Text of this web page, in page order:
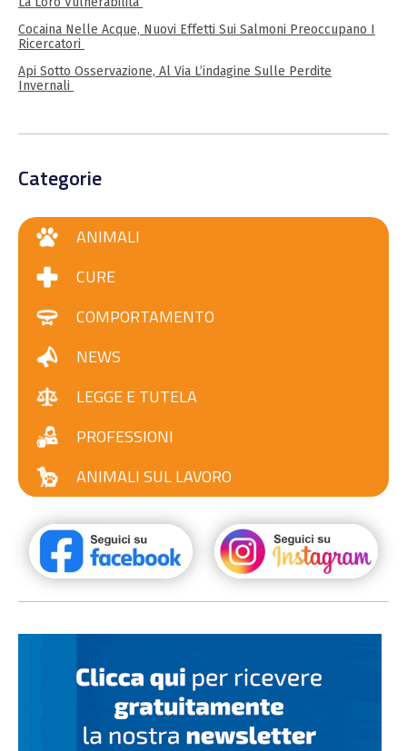
Cocaina Nelle Acque, Nuovi Effetti Sui Salmoni Preoccupano I
Ricercatori
Api Sotto Osservazione, Al Via L’indagine Sulle Perdite
Invernali
Categorie
ANIMALI
CURE
COMPORTAMENTO
NEWS
LEGGE E TUTELA
PROFESSIONI
ANIMALI SUL LAVORO